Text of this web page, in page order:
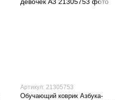
Артикул: 21305753
Обучающий коврик Азбука-